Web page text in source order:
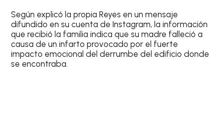
Según explicó la propia Reyes en un mensaje
difundido en su cuenta de Instagram, la información
que recibió la familia indica que su madre falleció a
causa de un infarto provocado por el fuerte
impacto emocional del derrumbe del edificio donde
se encontraba.